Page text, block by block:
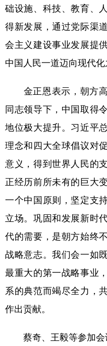
础设施、科技、教育、
得新发展，通过党际渠
会主义建设事业发展提
中国人民一道迈向现代化
金正恩表示，朝方高
同志领导下，中国取得
地位极大提升。习近平
理念和四大全球倡议对
意义，得到世界人民的
正经历前所未有的巨大
一个中国原则，坚定支
立场。巩固和发展新时
代的需要，是朝方始终
战略意志。我们会一如
最重大的第一战略事业
系的典范而竭尽全力，
作出贡献。
蔡奇、王毅等参加会